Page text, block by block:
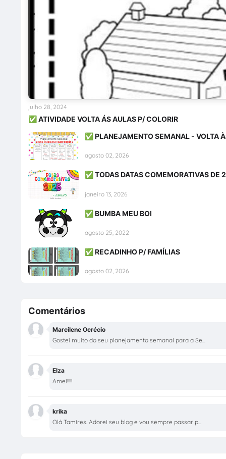
✅ ATIVIDADE VOLTA ÁS AULAS P/ COLORIR
julho 28, 2024
✅ PLANEJAMENTO SEMANAL - VOLTA
agosto 02, 2026
✅ TODAS DATAS COMEMORATIVAS DE
janeiro 13, 2026
✅ BUMBA MEU BOI
agosto 25, 2022
✅ RECADINHO P/ FAMÍLIAS
agosto 02, 2026
Comentários
Marcilene Ocrécio
Gostei muito do seu planejamento semanal para a Se...
Elza
Amei!!!!!
krika
Olá Tamires. Adorei seu blog e vou sempre passar p...